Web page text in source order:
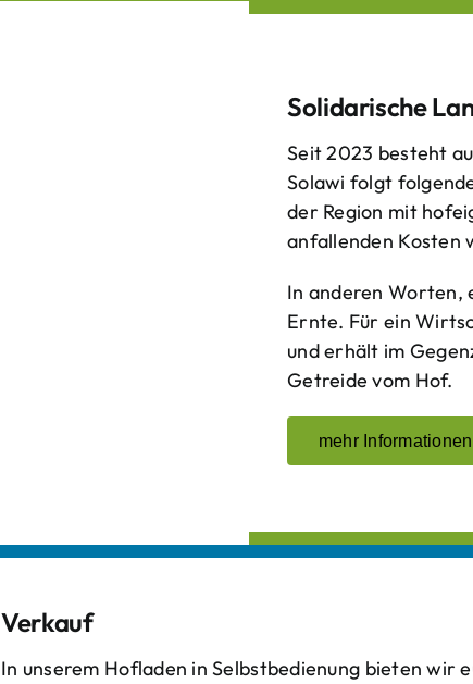
Solidarische
Seit 2023 besteht
Solawi folgt
der Region mit
anfallenden Kosten
In anderen Worten,
Ernte. Für ein
und erhält im
Getreide vom Hof.
mehr Informationen
Verkauf
In unserem Hofladen in Selbstbedienung bieten wir